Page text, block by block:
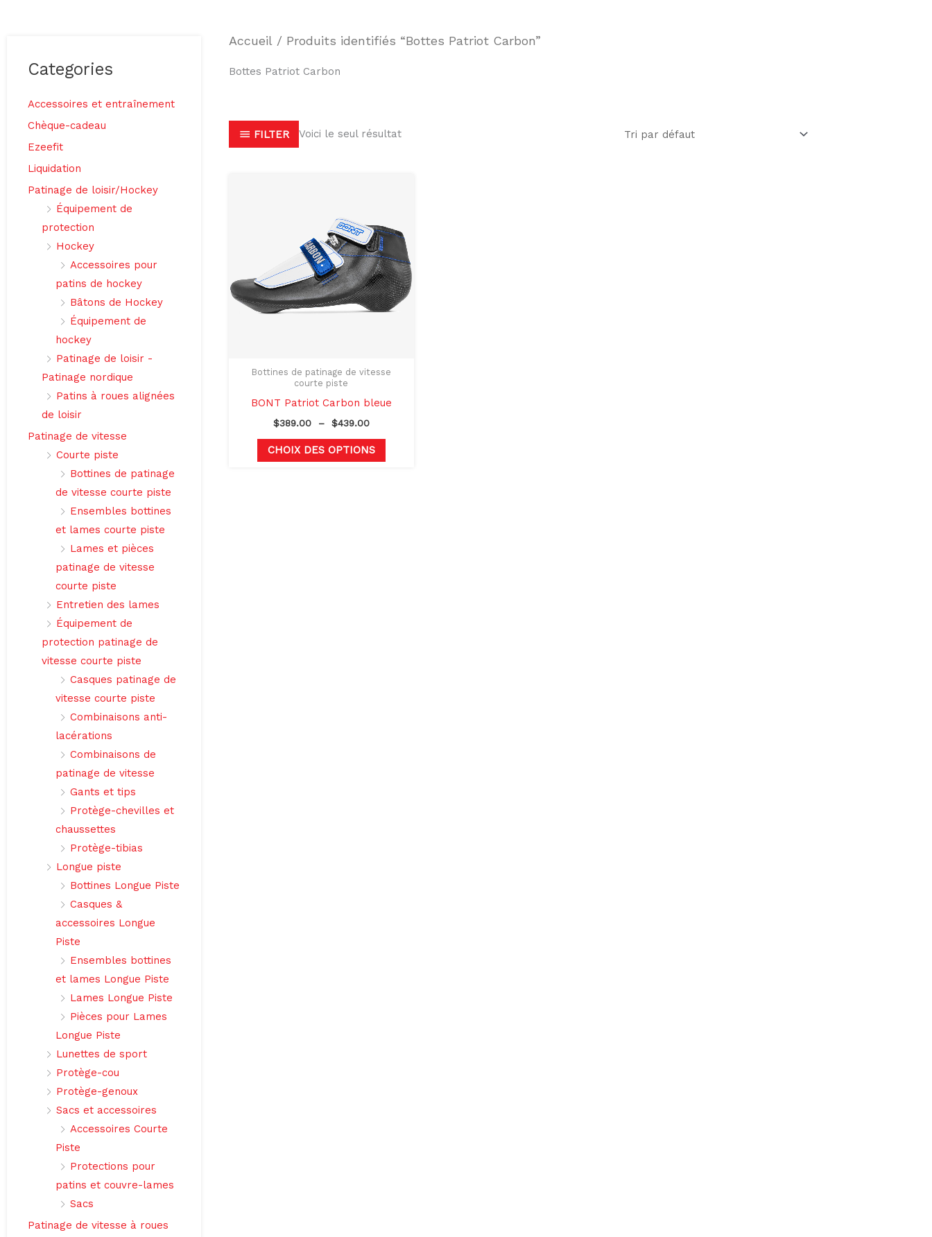
Categories
Accessoires et entraînement
Chèque-cadeau
Ezeefit
Liquidation
Patinage de loisir/Hockey
Équipement de
protection
Hockey
Accessoires pour
patins de hockey
Bâtons de Hockey
Équipement de
hockey
Patinage de loisir -
Patinage nordique
Patins à roues alignées
de loisir
Patinage de vitesse
Courte piste
Bottines de patinage
de vitesse courte piste
Ensembles bottines
et lames courte piste
Lames et pièces
patinage de vitesse
courte piste
Entretien des lames
Équipement de
protection patinage de
vitesse courte piste
Casques patinage de
vitesse courte piste
Combinaisons anti-
lacérations
Combinaisons de
patinage de vitesse
Gants et tips
Protège-chevilles et
chaussettes
Protège-tibias
Longue piste
Bottines Longue Piste
Casques &
accessoires Longue
Piste
Ensembles bottines
et lames Longue Piste
Lames Longue Piste
Pièces pour Lames
Longue Piste
Lunettes de sport
Protège-cou
Protège-genoux
Sacs et accessoires
Accessoires Courte
Piste
Protections pour
patins et couvre-lames
Sacs
Patinage de vitesse à roues
Accueil / Produits identifiés “Bottes Patriot Carbon”
Bottes Patriot Carbon
FILTER Voici le seul résultat
Bottines de patinage de vitesse
courte piste
BONT Patriot Carbon bleue
$389.00 – $439.00
à
$439.00
CHOIX DES OPTIONS
plusieurs
variations.
Les
options
peuvent
sur
page